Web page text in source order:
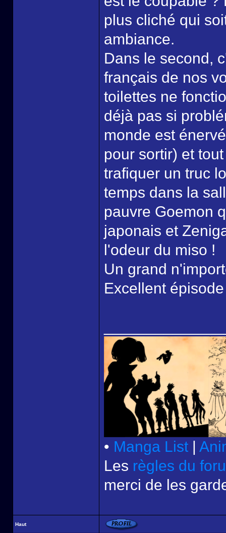
plus cliché qui
ambiance.
Dans le second,
français de nos
toilettes ne
déjà pas si
monde est
pour sortir) et
trafiquer un truc
temps dans la
pauvre Goemon
japonais et
l'odeur du miso !
Un grand
Excellent
• Manga List |
Les règles du
merci de les
Haut